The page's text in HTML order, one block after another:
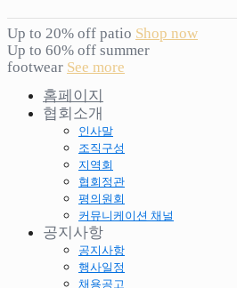
Up to 20% off patio Shop now
Up to 60% off summer
footwear See more
홈페이지
협회소개
인사말
조직구성
지역회
협회정관
평의원회
커뮤니케이션 채널
공지사항
공지사항
행사일정
채용공고